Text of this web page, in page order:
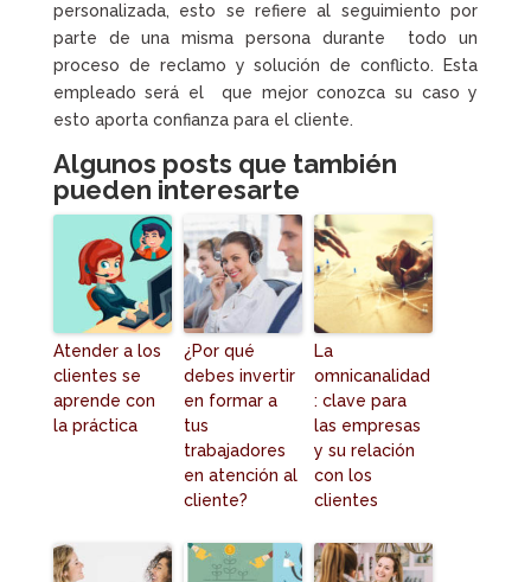
personalizada, esto se refiere al seguimiento por
parte de una misma persona durante todo un
proceso de reclamo y solución de conflicto. Esta
empleado será el que mejor conozca su caso y
esto aporta confianza para el cliente.
Algunos posts que también
pueden interesarte
Atender a los
clientes se
aprende con
la práctica
¿Por qué
debes invertir
en formar a
tus
trabajadores
en atención al
cliente?
La
omnicanalidad
: clave para
las empresas
y su relación
con los
clientes